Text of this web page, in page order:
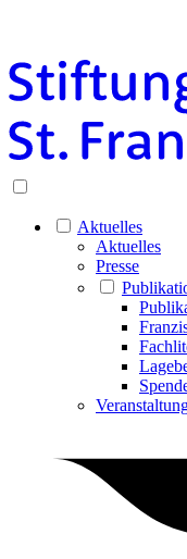
Aktuelles
Aktuelles
Presse